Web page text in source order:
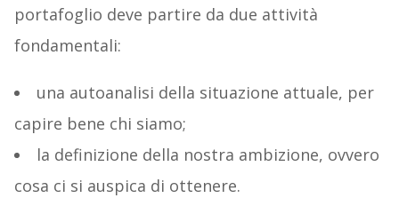
portafoglio deve partire da due attività
fondamentali:
una autoanalisi della situazione attuale, per
capire bene chi siamo;
la definizione della nostra ambizione, ovvero
cosa ci si auspica di ottenere.